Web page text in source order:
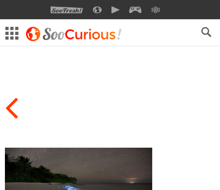
SOOFRESHSOOCURIOUSSOOMOTIONSOOGEEK